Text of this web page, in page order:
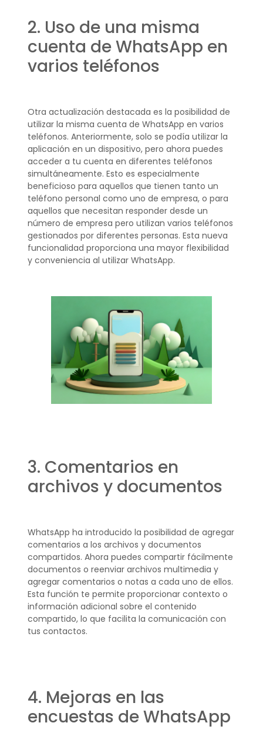
2. Uso de una misma
cuenta de WhatsApp en
varios teléfonos
Otra actualización destacada es la posibilidad de
utilizar la misma cuenta de WhatsApp en varios
teléfonos. Anteriormente, solo se podía utilizar la
aplicación en un dispositivo, pero ahora puedes
acceder a tu cuenta en diferentes teléfonos
simultáneamente. Esto es especialmente
beneficioso para aquellos que tienen tanto un
teléfono personal como uno de empresa, o para
aquellos que necesitan responder desde un
número de empresa pero utilizan varios teléfonos
gestionados por diferentes personas. Esta nueva
funcionalidad proporciona una mayor flexibilidad
y conveniencia al utilizar WhatsApp.
3. Comentarios en
archivos y documentos
WhatsApp ha introducido la posibilidad de agregar
comentarios a los archivos y documentos
compartidos. Ahora puedes compartir fácilmente
documentos o reenviar archivos multimedia y
agregar comentarios o notas a cada uno de ellos.
Esta función te permite proporcionar contexto o
información adicional sobre el contenido
compartido, lo que facilita la comunicación con
tus contactos.
4. Mejoras en las
encuestas de WhatsApp